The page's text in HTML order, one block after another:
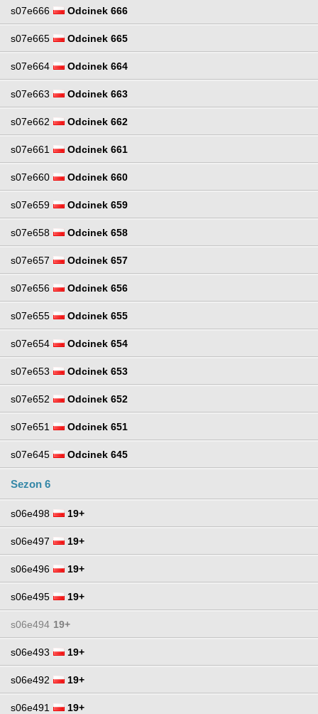
s07e666 Odcinek 666
s07e665 Odcinek 665
s07e664 Odcinek 664
s07e663 Odcinek 663
s07e662 Odcinek 662
s07e661 Odcinek 661
s07e660 Odcinek 660
s07e659 Odcinek 659
s07e658 Odcinek 658
s07e657 Odcinek 657
s07e656 Odcinek 656
s07e655 Odcinek 655
s07e654 Odcinek 654
s07e653 Odcinek 653
s07e652 Odcinek 652
s07e651 Odcinek 651
s07e645 Odcinek 645
Sezon 6
s06e498 19+
s06e497 19+
s06e496 19+
s06e495 19+
s06e494 19+
s06e493 19+
s06e492 19+
s06e491 19+